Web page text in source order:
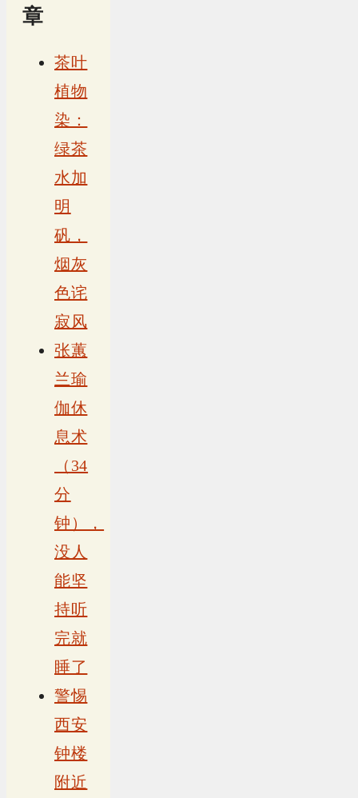
章
茶叶
植物
染：
绿茶
水加
明
矾，
烟灰
色诧
寂风
张蕙
兰瑜
伽休
息术
（34
分
钟），
没人
能坚
持听
完就
睡了
警惕
西安
钟楼
附近